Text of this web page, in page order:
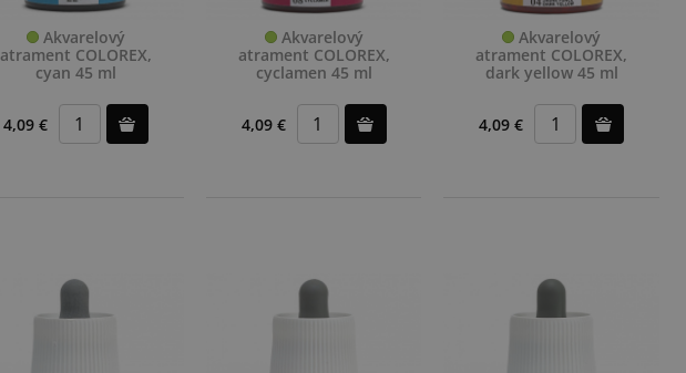
Akvarelový
atrament COLOREX,
cyan 45 ml
4,09 €
Akvarelový
atrament COLOREX,
cyclamen 45 ml
4,09 €
Akvarelový
atrament COLOREX,
dark yellow 45 ml
4,09 €